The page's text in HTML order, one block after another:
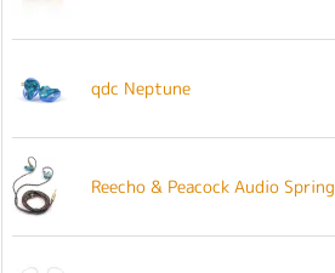
qdc Neptune
Reecho & Peacock Audio Spring